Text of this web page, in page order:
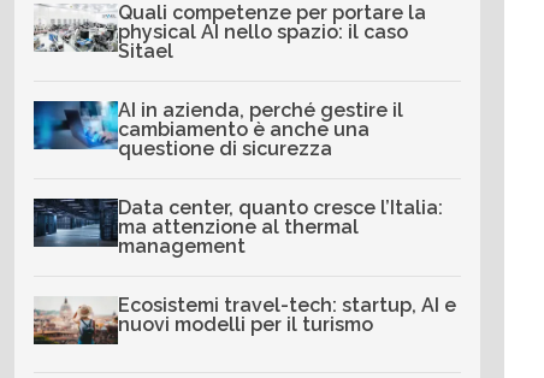
Quali competenze per portare la
physical AI nello spazio: il caso
Sitael
AI in azienda, perché gestire il
cambiamento è anche una
questione di sicurezza
Data center, quanto cresce l’Italia:
ma attenzione al thermal
management
Ecosistemi travel-tech: startup, AI e
nuovi modelli per il turismo